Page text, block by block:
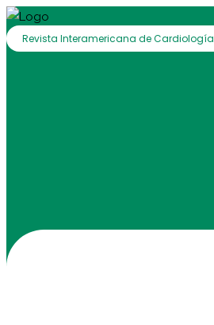
Revista Interamericana de Cardiología